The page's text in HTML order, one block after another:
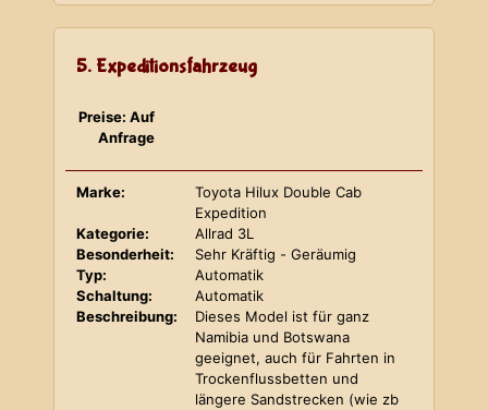
5. Expeditionsfahrzeug
Preise: Auf
Anfrage
Marke:
Toyota Hilux Double Cab
Expedition
Kategorie:
Allrad 3L
Besonderheit:
Sehr Kräftig - Geräumig
Typ:
Automatik
Schaltung:
Automatik
Beschreibung:
Dieses Model ist für ganz
Namibia und Botswana
geeignet, auch für Fahrten in
Trockenflussbetten und
längere Sandstrecken (wie zb